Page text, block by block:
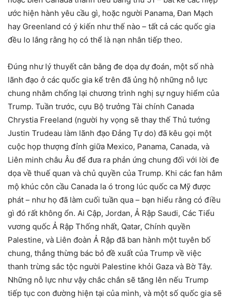
ước hiện hành yêu cầu gì, hoặc người Panama, Đan Mạch
hay Greenland có ý kiến như thế nào – tất cả các quốc gia
đều lo lắng rằng họ có thể là nạn nhân tiếp theo.
Đúng như lý thuyết cân bằng đe dọa dự đoán, một số nhà
lãnh đạo ở các quốc gia kể trên đã ủng hộ những nỗ lực
chung nhằm chống lại chương trình nghị sự nguy hiểm của
Trump. Tuần trước, cựu Bộ trưởng Tài chính Canada
Chrystia Freeland (người hy vọng sẽ thay thế Thủ tướng
Justin Trudeau làm lãnh đạo Đảng Tự do) đã kêu gọi một
cuộc họp thượng đỉnh giữa Mexico, Panama, Canada, và
Liên minh châu Âu để đưa ra phản ứng chung đối với lời đe
dọa về thuế quan và chủ quyền của Trump. Khi các fan hâm
mộ khúc côn cầu Canada la ó trong lúc quốc ca Mỹ được
phát – như họ đã làm cuối tuần qua – bạn hiểu rằng có điều
gì đó rất không ổn. Ai Cập, Jordan, Ả Rập Saudi, Các Tiểu
vương quốc Ả Rập Thống nhất, Qatar, Chính quyền
Palestine, và Liên đoàn Ả Rập đã ban hành một tuyên bố
chung, thẳng thừng bác bỏ đề xuất của Trump về việc
thanh trừng sắc tộc người Palestine khỏi Gaza và Bờ Tây.
Những nỗ lực như vậy chắc chắn sẽ tăng lên nếu Trump
tiếp tục con đường hiện tại của mình, và một số quốc gia sẽ